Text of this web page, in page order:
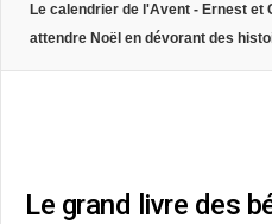
Le calendrier de l'Avent - Ernest et
attendre Noël en dévorant des
Le grand livre des